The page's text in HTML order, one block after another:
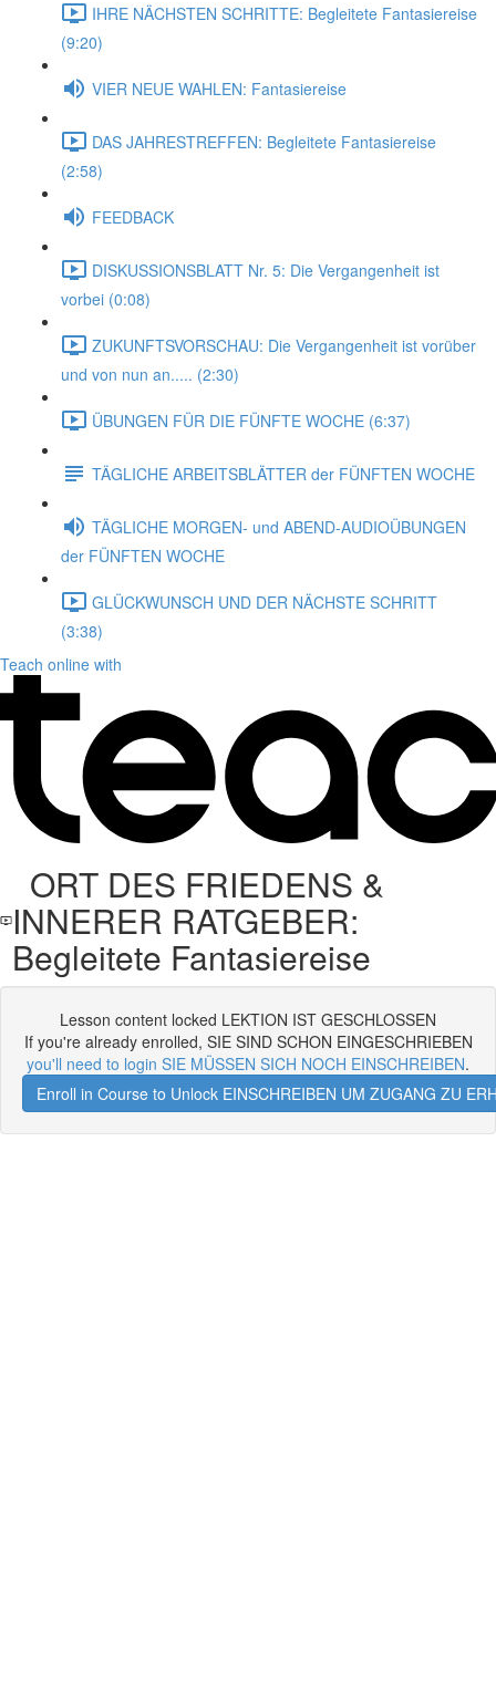
IHRE NÄCHSTEN SCHRITTE: Begleitete Fantasiereise
(9:20)
VIER NEUE WAHLEN: Fantasiereise
DAS JAHRESTREFFEN: Begleitete Fantasiereise
(2:58)
FEEDBACK
DISKUSSIONSBLATT Nr. 5: Die Vergangenheit ist
vorbei (0:08)
ZUKUNFTSVORSCHAU: Die Vergangenheit ist vorüber
und von nun an..... (2:30)
ÜBUNGEN FÜR DIE FÜNFTE WOCHE (6:37)
TÄGLICHE ARBEITSBLÄTTER der FÜNFTEN WOCHE
TÄGLICHE MORGEN- und ABEND-AUDIOÜBUNGEN
der FÜNFTEN WOCHE
GLÜCKWUNSCH UND DER NÄCHSTE SCHRITT
(3:38)
Teach online with
ORT DES FRIEDENS &
INNERER RATGEBER:
Begleitete Fantasiereise
Lesson content locked LEKTION IST GESCHLOSSEN
If you're already enrolled, SIE SIND SCHON EINGESCHRIEBEN
you'll need to login SIE MÜSSEN SICH NOCH EINSCHREIBEN.
Enroll in Course to Unlock EINSCHREIBEN UM ZUGANG ZU